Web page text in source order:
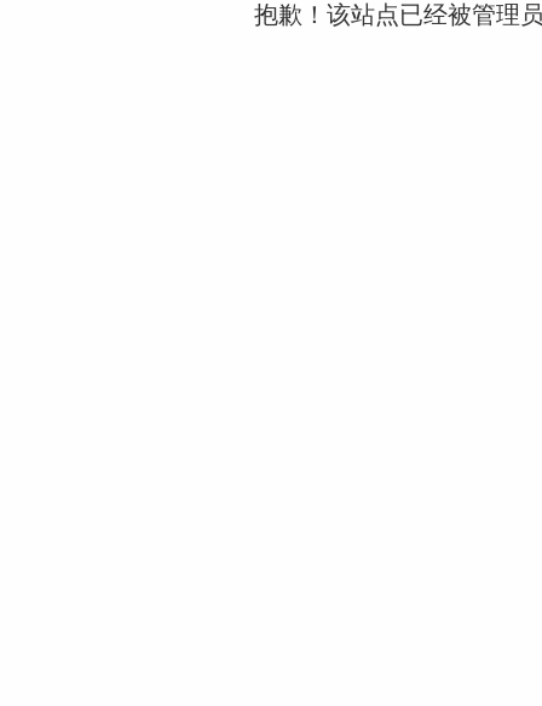
抱歉！该站点已经被管理